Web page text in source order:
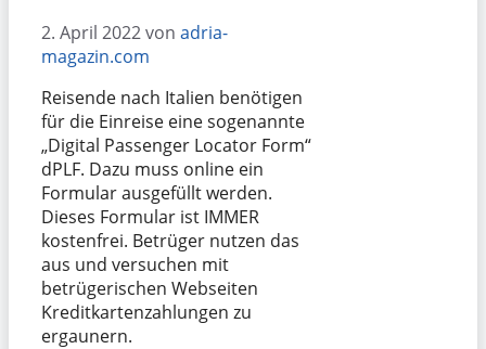
2. April 2022von adria-
magazin.com
Reisende nach Italien benötigen
für die Einreise eine sogenannte
„Digital Passenger Locator Form“
dPLF. Dazu muss online ein
Formular ausgefüllt werden.
Dieses Formular ist IMMER
kostenfrei. Betrüger nutzen das
aus und versuchen mit
betrügerischen Webseiten
Kreditkartenzahlungen zu
ergaunern.